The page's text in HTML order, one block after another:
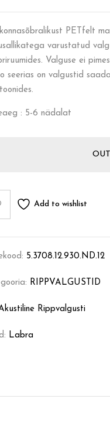
PETfelt
varustatud
Valguse ei
seerias on valgustid
: 5-6 nädalat
Add to wishlist
5.3708.12.930.ND.12
RIPPVALGUSTID
Rippvalgusti
Labra